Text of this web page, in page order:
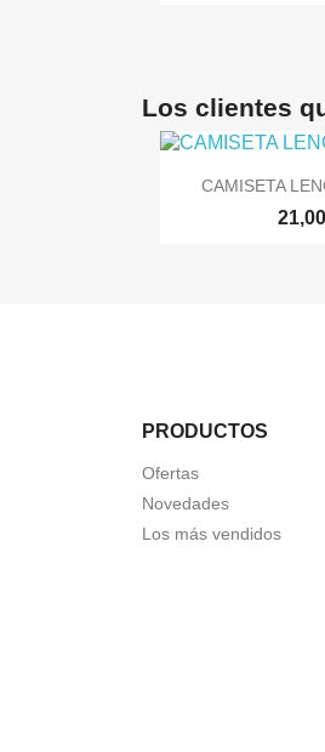
Los clientes
 Vista
CAMISETA
PRODUCTOS
Ofertas
Novedades
Los más vendidos